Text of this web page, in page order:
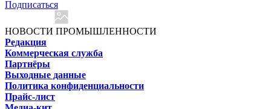
Подписаться
НОВОСТИ ПРОМЫШЛЕННОСТИ
Редакция
Коммерческая служба
Партнёры
Выходные данные
Политика конфиденциальности
Прайс-лист